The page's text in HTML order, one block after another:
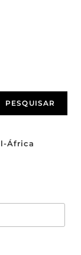
PESQUISAR
África